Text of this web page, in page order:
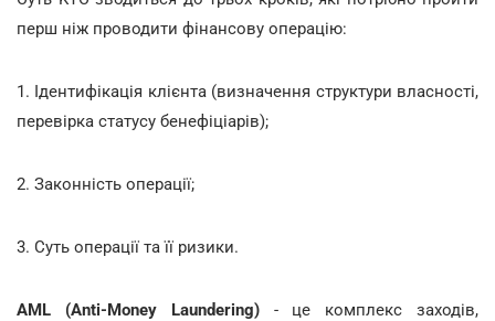
перш ніж проводити фінансову операцію:
1. Ідентифікація клієнта (визначення структури власності,
перевірка статусу бенефіціарів);
2. Законність операції;
3. Суть операції та її ризики.
AML (Anti-Money Laundering)- це комплекс заходів,